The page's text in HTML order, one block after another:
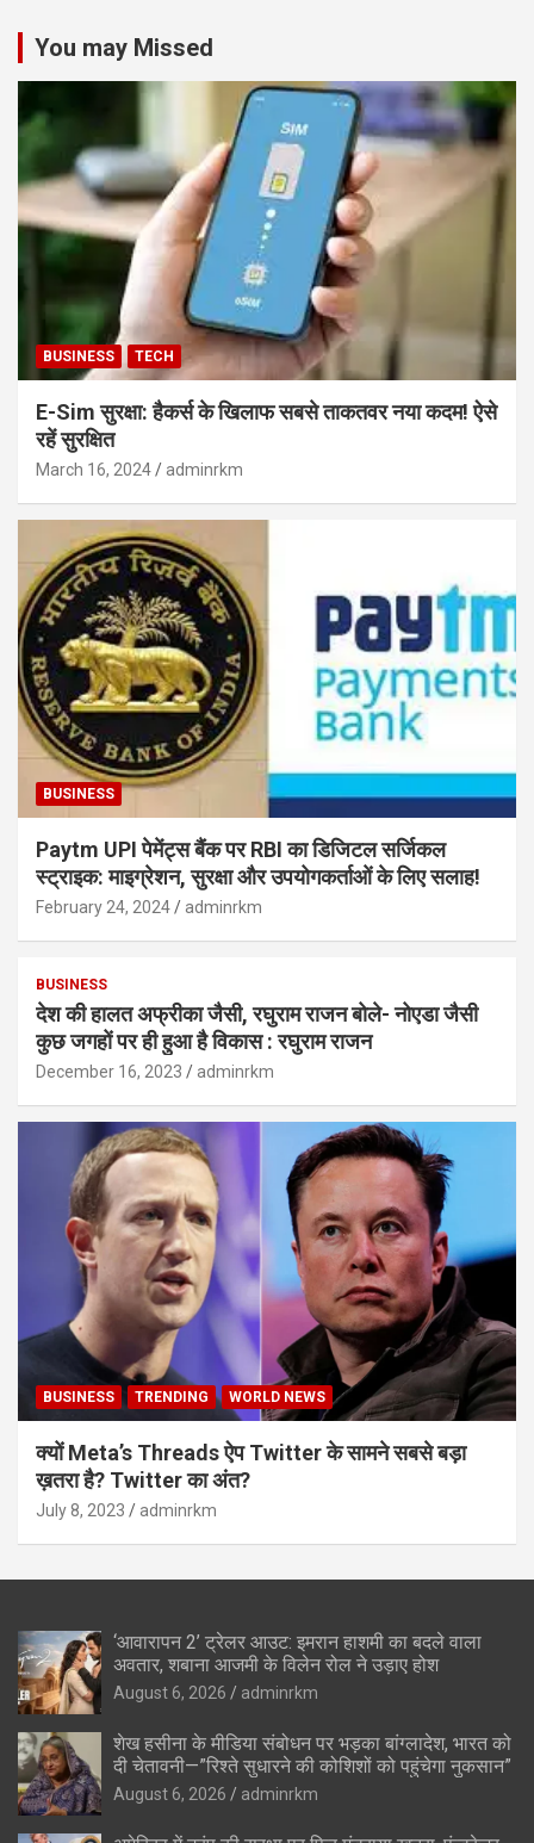
You may Missed
BUSINESS TECH
E-Sim सुरक्षा: हैकर्स के खिलाफ सबसे ताकतवर नया कदम! ऐसे
रहें सुरक्षित
March 16, 2024 adminrkm
BUSINESS
Paytm UPI पेमेंट्स बैंक पर RBI का डिजिटल सर्जिकल
स्ट्राइक: माइग्रेशन, सुरक्षा और उपयोगकर्ताओं के लिए सलाह!
February 24, 2024 adminrkm
BUSINESS
देश की हालत अफ्रीका जैसी, रघुराम राजन बोले- नोएडा जैसी
कुछ जगहों पर ही हुआ है विकास : रघुराम राजन
December 16, 2023 adminrkm
BUSINESS TRENDING WORLD NEWS
क्यों Meta’s Threads ऐप Twitter के सामने सबसे बड़ा
ख़तरा है? Twitter का अंत?
July 8, 2023 adminrkm
‘आवारापन 2’ ट्रेलर आउट: इमरान हाशमी का बदले वाला
अवतार, शबाना आजमी के विलेन रोल ने उड़ाए होश
August 6, 2026 adminrkm
शेख हसीना के मीडिया संबोधन पर भड़का बांग्लादेश, भारत को
दी चेतावनी—”रिश्ते सुधारने की कोशिशों को पहुंचेगा नुकसान”
August 6, 2026 adminrkm